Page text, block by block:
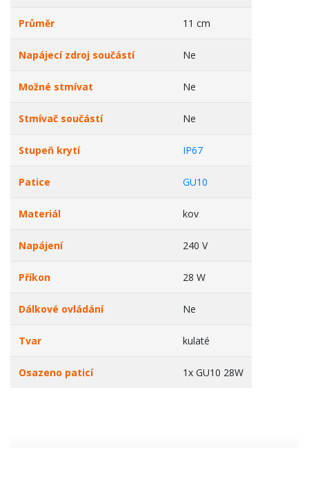
Průměr 11 cm
Napájecí zdroj součástí Ne
Možné stmívat Ne
Stmívač součástí Ne
Stupeň krytí IP67
Patice GU10
Materiál kov
Napájení 240 V
Příkon 28 W
Dálkové ovládání Ne
Tvar kulaté
Osazeno paticí 1x GU10 28W